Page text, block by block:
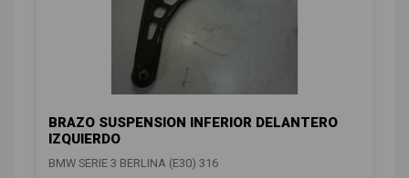
BRAZO SUSPENSION INFERIOR DELANTERO
IZQUIERDO
BMW SERIE 3 BERLINA (E30) 316